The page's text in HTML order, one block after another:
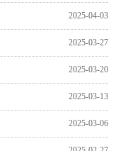
2025-04-03
2025-03-27
2025-03-20
2025-03-13
2025-03-06